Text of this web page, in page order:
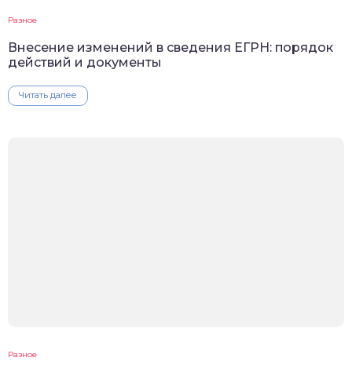
Разное
Внесение изменений в сведения ЕГРН: порядок
действий и документы
Читать далее
Разное